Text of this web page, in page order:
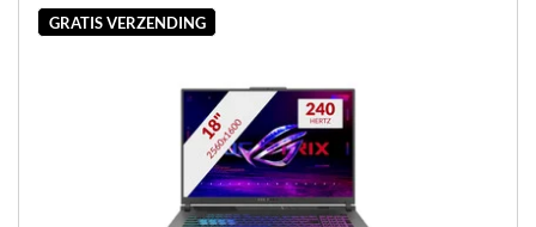
GRATIS VERZENDING